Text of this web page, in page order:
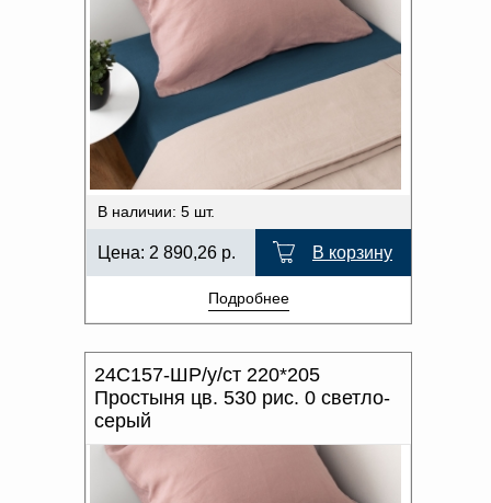
В наличии: 5 шт.
Цена: 2 890,26 р. В корзину
Подробнее
24С157-ШР/у/ст 220*205
Простыня цв. 530 рис. 0 светло-
серый